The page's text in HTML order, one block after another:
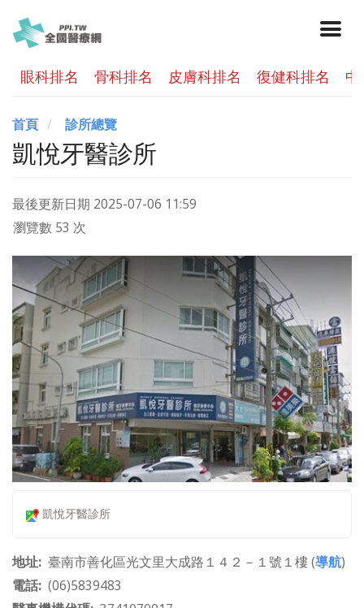
眼科排名 骨科排名 皮膚科排名 復健科排名
首頁 診所總覽
凱悅牙醫診所
最後更新日期 2025-07-06 11:59
瀏覽數 53 次
凱悅牙醫診所
地址 臺南市善化區光文里大成路１４２－１號１樓 (導航)
電話 (06)5839483